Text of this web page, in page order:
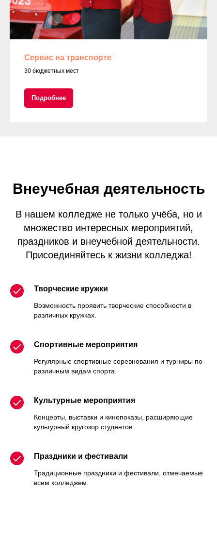
Сервис на транспорте
30 бюджетных мест
Подробнее
Внеучебная деятельность
В нашем колледже не только учёба, но и
множество интересных мероприятий,
праздников и внеучебной деятельности.
Присоединяйтесь к жизни колледжа!
Творческие кружки
Возможность проявить творческие способности в
различных кружках.
Спортивные мероприятия
Регулярные спортивные соревнования и турниры по
различным видам спорта.
Культурные мероприятия
Концерты, выставки и кинопоказы, расширяющие
культурный кругозор студентов.
Праздники и фестивали
Традиционные праздники и фестивали, отмечаемые
всем колледжем.